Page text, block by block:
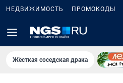
НЕДВИЖИМОСТЬ ПРОМОКОДЫ
Жёсткая соседская драка